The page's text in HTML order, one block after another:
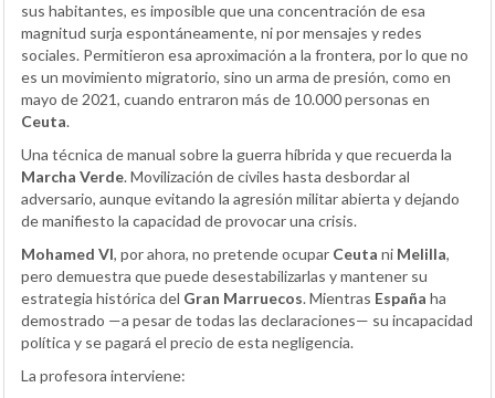
sus habitantes, es imposible que una concentración de esa
magnitud surja espontáneamente, ni por mensajes y redes
sociales. Permitieron esa aproximación a la frontera, por lo que no
es un movimiento migratorio, sino un arma de presión, como en
mayo de 2021, cuando entraron más de 10.000 personas en
Ceuta.
Una técnica de manual sobre la guerra híbrida y que recuerda la
Marcha Verde. Movilización de civiles hasta desbordar al
adversario, aunque evitando la agresión militar abierta y dejando
de manifiesto la capacidad de provocar una crisis.
Mohamed VI, por ahora, no pretende ocupar Ceuta ni Melilla,
pero demuestra que puede desestabilizarlas y mantener su
estrategia histórica del Gran Marruecos. Mientras España ha
demostrado —a pesar de todas las declaraciones— su incapacidad
política y se pagará el precio de esta negligencia.
La profesora interviene: